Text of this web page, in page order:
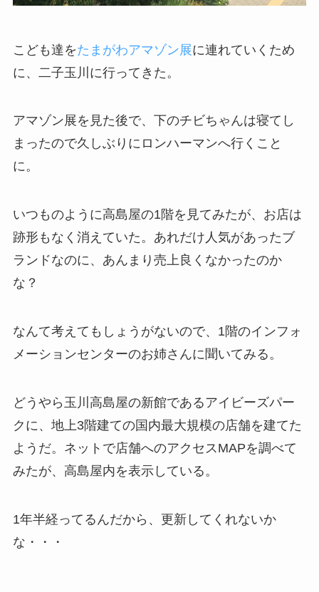
こども達をたまがわアマゾン展に連れていくため
に、二子玉川に行ってきた。
アマゾン展を見た後で、下のチビちゃんは寝てし
まったので久しぶりにロンハーマンへ行くこと
に。
いつものように高島屋の1階を見てみたが、お店は
跡形もなく消えていた。あれだけ人気があったブ
ランドなのに、あんまり売上良くなかったのか
な？
なんて考えてもしょうがないので、1階のインフォ
メーションセンターのお姉さんに聞いてみる。
どうやら玉川高島屋の新館であるアイビーズパー
クに、地上3階建ての国内最大規模の店舗を建てた
ようだ。ネットで店舗へのアクセスMAPを調べて
みたが、高島屋内を表示している。
1年半経ってるんだから、更新してくれないか
な・・・